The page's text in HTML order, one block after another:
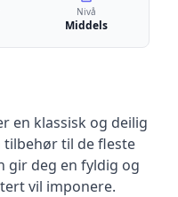
Nivå
Middels
en klassisk og deilig
til de fleste
gir deg en fyldig og
vil imponere.